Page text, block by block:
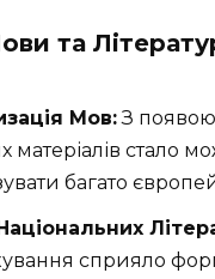
та
Мов:З появою
матеріалів стало
багато
сприяло